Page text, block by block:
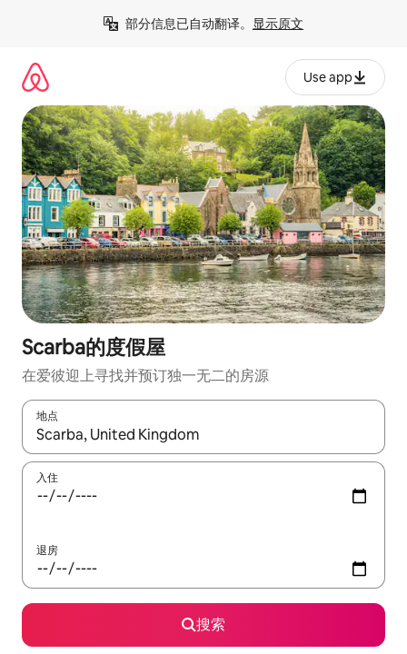
部分信息已自动翻译。 显示原文
Use app
Scarba的度假屋
在爱彼迎上寻找并预订独一无二的房源
地点
如有搜索结果，请使用上下方向键查看，或通过点击或滑动手势
入住
退房
搜索